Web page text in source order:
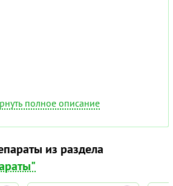
полное описание
из раздела